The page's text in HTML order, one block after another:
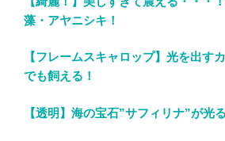
藻・アヤニシキ！
【フレームスキャロップ】光を出す
でも飼える！
【透明】海の宝石”サフィリナ”が光